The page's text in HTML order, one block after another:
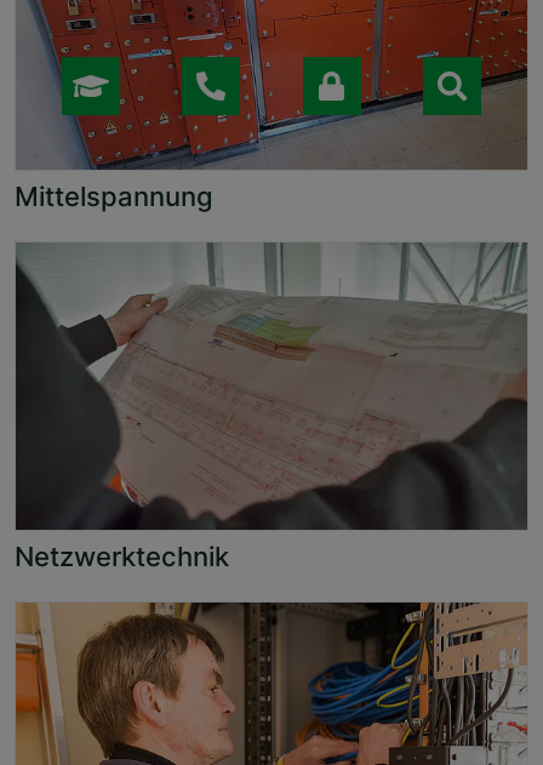
Mittelspannung
Netzwerktechnik